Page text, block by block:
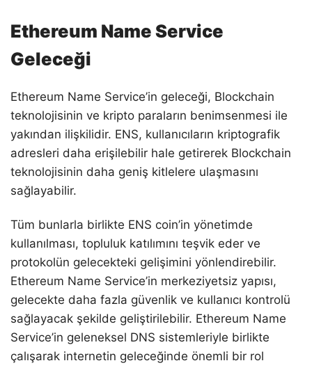
Ethereum Name Service
Geleceği
Ethereum Name Service’in geleceği, Blockchain
teknolojisinin ve kripto paraların benimsenmesi ile
yakından ilişkilidir. ENS, kullanıcıların kriptografik
adresleri daha erişilebilir hale getirerek Blockchain
teknolojisinin daha geniş kitlelere ulaşmasını
sağlayabilir.
Tüm bunlarla birlikte ENS coin’in yönetimde
kullanılması, topluluk katılımını teşvik eder ve
protokolün gelecekteki gelişimini yönlendirebilir.
Ethereum Name Service’in merkeziyetsiz yapısı,
gelecekte daha fazla güvenlik ve kullanıcı kontrolü
sağlayacak şekilde geliştirilebilir. Ethereum Name
Service’in geleneksel DNS sistemleriyle birlikte
çalışarak internetin geleceğinde önemli bir rol